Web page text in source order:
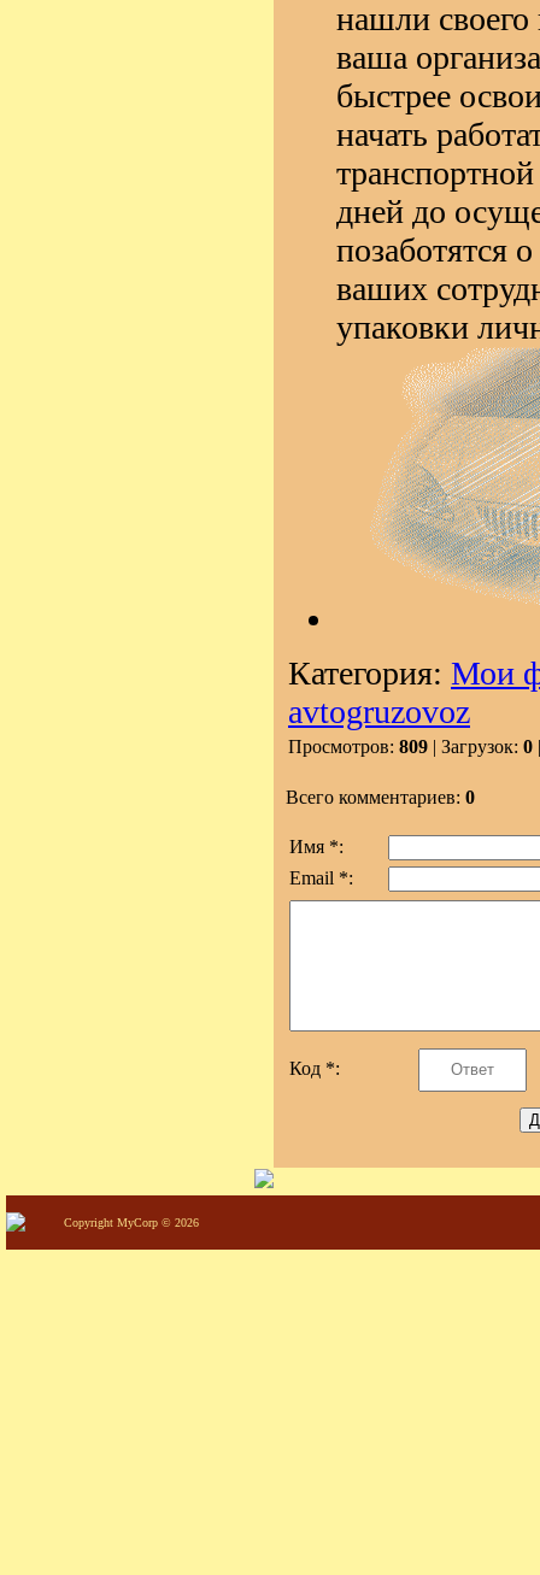
нашли своего
ваша
быстрее
начать
дней до
позаботятся
ваших
упаковки
Категория: Мои
avtogruzovoz
Просмотров: 809 | Загрузок: 0
Всего комментариев: 0
Имя *:
Email *:
Код *:
Copyright MyCorp © 2026